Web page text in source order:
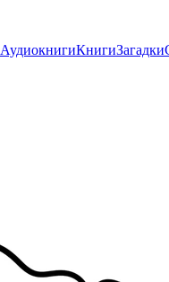
АудиокнигиКнигиЗагадки